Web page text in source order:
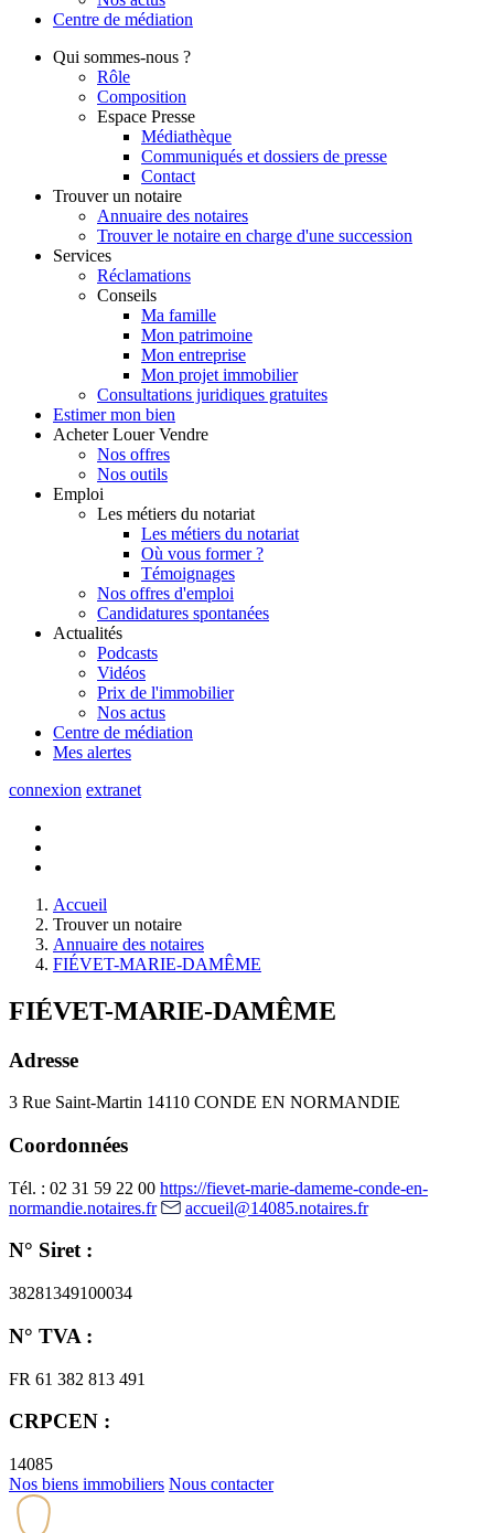
Centre de médiation
Qui sommes-nous ?
Rôle
Composition
Espace Presse
Médiathèque
Communiqués et dossiers de presse
Contact
Trouver un notaire
Annuaire des notaires
Trouver le notaire en charge d'une succession
Services
Réclamations
Conseils
Ma famille
Mon patrimoine
Mon entreprise
Mon projet immobilier
Consultations juridiques gratuites
Estimer mon bien
Acheter Louer Vendre
Nos offres
Nos outils
Emploi
Les métiers du notariat
Les métiers du notariat
Où vous former ?
Témoignages
Nos offres d'emploi
Candidatures spontanées
Actualités
Podcasts
Vidéos
Prix de l'immobilier
Nos actus
Centre de médiation
Mes alertes
connexion extranet
Accueil
Trouver un notaire
Annuaire des notaires
FIÉVET-MARIE-DAMÊME
FIÉVET-MARIE-DAMÊME
Adresse
3 Rue Saint-Martin 14110 CONDE EN NORMANDIE
Coordonnées
Tél. : 02 31 59 22 00 https://fievet-marie-dameme-conde-en-
normandie.notaires.fr
accueil@14085.notaires.fr
N° Siret :
38281349100034
N° TVA :
FR 61 382 813 491
CRPCEN :
14085
Nos biens immobiliers Nous contacter